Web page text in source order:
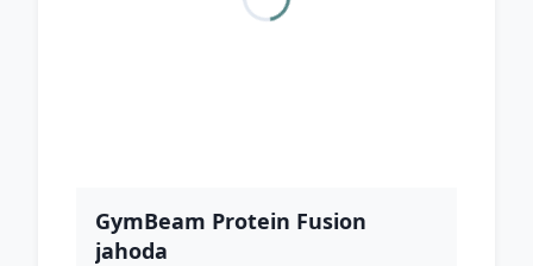
GymBeam Protein Fusion
jahoda